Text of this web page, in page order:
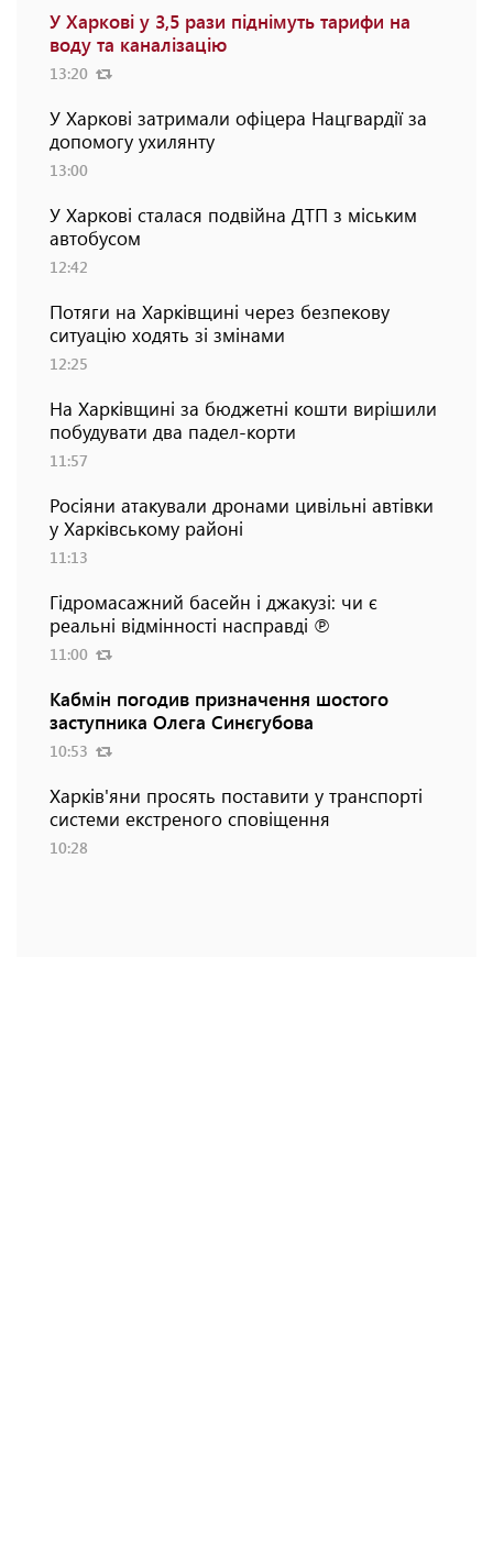
У Харкові у 3,5 рази піднімуть тарифи на
воду та каналізацію
13:20
У Харкові затримали офіцера Нацгвардії за
допомогу ухилянту
13:00
У Харкові сталася подвійна ДТП з міським
автобусом
12:42
Потяги на Харківщині через безпекову
ситуацію ходять зі змінами
12:25
На Харківщині за бюджетні кошти вирішили
побудувати два падел-корти
11:57
Росіяни атакували дронами цивільні автівки
у Харківському районі
11:13
Гідромасажний басейн і джакузі: чи є
реальні відмінності насправді ℗
11:00
Кабмін погодив призначення шостого
заступника Олега Синєгубова
10:53
Харків'яни просять поставити у транспорті
системи екстреного сповіщення
10:28